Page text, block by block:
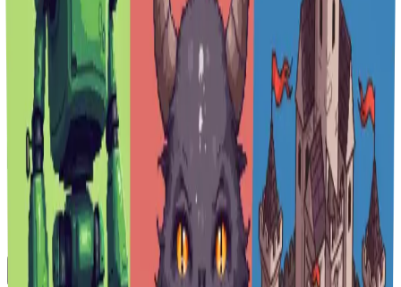
Biblioteca recente
GPT-Image-2 è ora disponibile su Vheer. Inizia gratis ora.
Toggle Sidebar
Cruscotto
Generatore di pixel art
Cronologia